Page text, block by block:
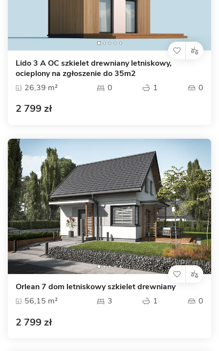
Lido 3 A OC szkielet drewniany letniskowy,
ocieplony na zgłoszenie do 35m2
26,39 m²
0 1 0
2 799 zł
Orlean 7 dom letniskowy szkielet drewniany
56,15 m²
3 1 0
2 799 zł